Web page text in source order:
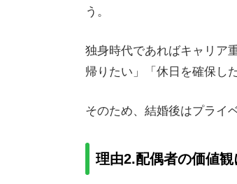
う。
独身時代であればキャリア
帰りたい」「休日を確保し
そのため、結婚後はプライ
理由2.配偶者の価値観